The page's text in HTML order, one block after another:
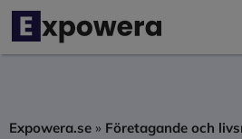
Hoppa
innehåll
Expowera.se » Företagande och